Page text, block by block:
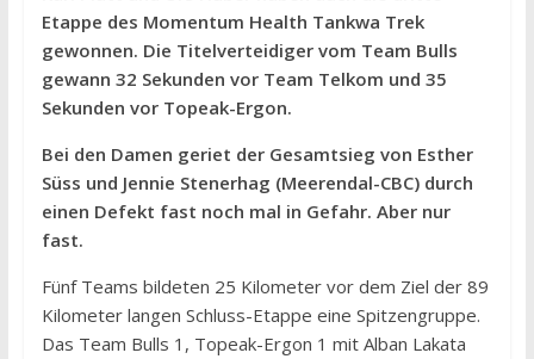
Etappe des Momentum Health Tankwa Trek
gewonnen. Die Titelverteidiger vom Team Bulls
gewann 32 Sekunden vor Team Telkom und 35
Sekunden vor Topeak-Ergon.
Bei den Damen geriet der Gesamtsieg von Esther
Süss und Jennie Stenerhag (Meerendal-CBC) durch
einen Defekt fast noch mal in Gefahr. Aber nur
fast.
Fünf Teams bildeten 25 Kilometer vor dem Ziel der 89
Kilometer langen Schluss-Etappe eine Spitzengruppe.
Das Team Bulls 1, Topeak-Ergon 1 mit Alban Lakata